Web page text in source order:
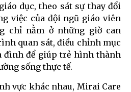
dục, theo sát sự thay đổi
việc của đội ngũ giáo viên
chỉ nằm ở những giờ can
quan sát, điều chỉnh mục
đình để giúp trẻ hình thành
sống thực tế.
vực khác nhau, Mirai Care